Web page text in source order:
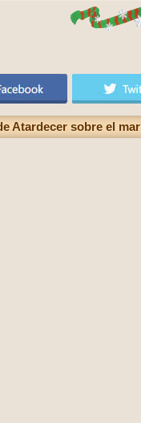
Atardecer sobre el mar